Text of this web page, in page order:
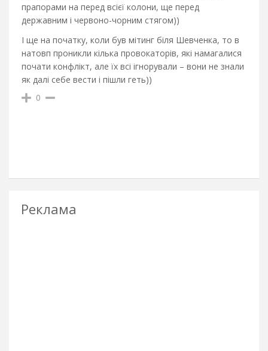
прапорами на перед всієї колони, ще перед
державним і червоно-чорним стягом))
І ще на початку, коли був мітинг біля Шевченка, то в
натовп проникли кілька провокаторів, які намагалися
почати конфлікт, але їх всі ігнорували – вони не знали
як далі себе вести і пішли геть))
0
Реклама